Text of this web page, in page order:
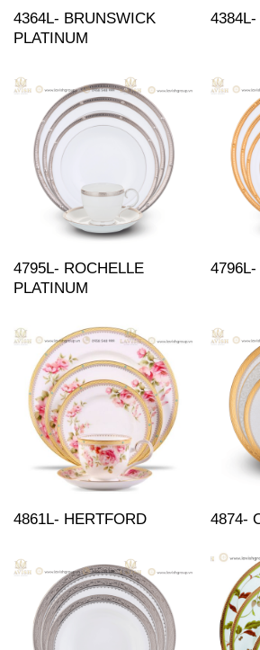
4364L- BRUNSWICK
PLATINUM
4795L- ROCHELLE
PLATINUM
4861L- HERTFORD 4874-